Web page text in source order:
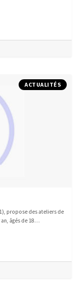
ACTUALITÉS
propose des ateliers de
âgés de 18…